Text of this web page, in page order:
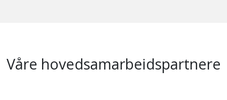
Våre hovedsamarbeidspartnere